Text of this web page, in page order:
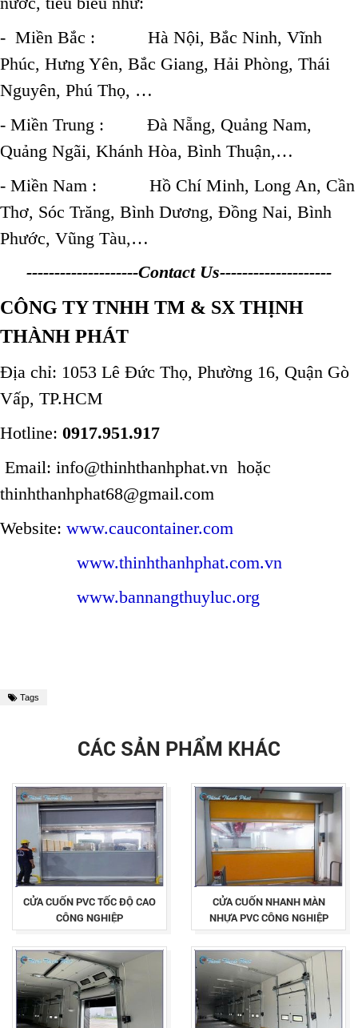
- Miền Bắc : Hà Nội, Bắc Ninh, Vĩnh
Phúc, Hưng Yên, Bắc Giang, Hải Phòng, Thái
Nguyên, Phú Thọ, …
- Miền Trung : Đà Nẵng, Quảng Nam,
Quảng Ngãi, Khánh Hòa, Bình Thuận,…
- Miền Nam : Hồ Chí Minh, Long An, Cần
Thơ, Sóc Trăng, Bình Dương, Đồng Nai, Bình
Phước, Vũng Tàu,…
--------------------Contact Us--------------------
CÔNG TY TNHH TM & SX THỊNH
THÀNH PHÁT
Địa chỉ: 1053 Lê Đức Thọ, Phường 16, Quận Gò
Vấp, TP.HCM
Hotline: 0917.951.917
Email: info@thinhthanhphat.vn hoặc
thinhthanhphat68@gmail.com
Website: www.caucontainer.com
www.thinhthanhphat.com.vn
www.bannangthuyluc.org
Tags
CÁC SẢN PHẨM KHÁC
CỬA CUỐN PVC TỐC ĐỘ CAO
CÔNG NGHIỆP
CỬA CUỐN NHANH MÀN
NHỰA PVC CÔNG NGHIỆP